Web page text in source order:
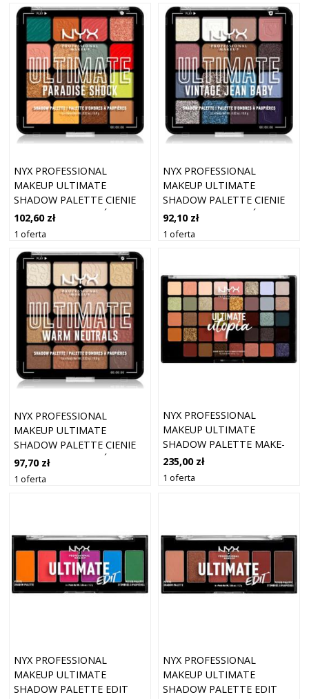
NYX PROFESSIONAL
MAKEUP ULTIMATE
SHADOW PALETTE CIENIE
DO POWIEK ODCIEŃ
PARADISE SHOCK 16 SZT.
102,60 zł
1 oferta
NYX PROFESSIONAL
MAKEUP ULTIMATE
SHADOW PALETTE CIENIE
DO POWIEK ODCIEŃ
VINTAGE JEAN BABY 16 SZT.
92,10 zł
1 oferta
NYX PROFESSIONAL
MAKEUP ULTIMATE
SHADOW PALETTE CIENIE
DO POWIEK ODCIEŃ WARM
NEUTRALS 16X0,8 G
97,70 zł
1 oferta
NYX PROFESSIONAL
MAKEUP ULTIMATE
SHADOW PALETTE MAKE-
UP ULTIMATE UTOP
235,00 zł
1 oferta
NYX PROFESSIONAL
MAKEUP ULTIMATE
SHADOW PALETTE EDIT
NYX PROFESSIONAL
MAKEUP ULTIMATE
SHADOW PALETTE EDIT